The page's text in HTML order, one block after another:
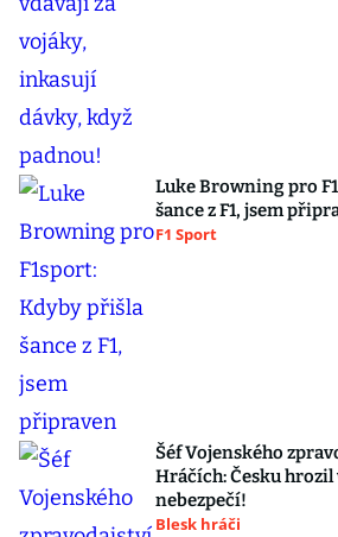
Luke Browning pro
šance z F1, jsem
F1 Sport
Šéf Vojenského
Hráčích: Česku hrozil
nebezpečí!
Blesk hráči